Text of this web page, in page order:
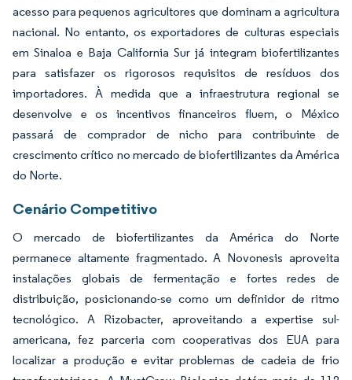
acesso para pequenos agricultores que dominam a agricultura
nacional. No entanto, os exportadores de culturas especiais
em Sinaloa e Baja California Sur já integram biofertilizantes
para satisfazer os rigorosos requisitos de resíduos dos
importadores. À medida que a infraestrutura regional se
desenvolve e os incentivos financeiros fluem, o México
passará de comprador de nicho para contribuinte de
crescimento crítico no mercado de biofertilizantes da América
do Norte.
Cenário Competitivo
O mercado de biofertilizantes da América do Norte
permanece altamente fragmentado. A Novonesis aproveita
instalações globais de fermentação e fortes redes de
distribuição, posicionando-se como um definidor de ritmo
tecnológico. A Rizobacter, aproveitando a expertise sul-
americana, fez parceria com cooperativas dos EUA para
localizar a produção e evitar problemas de cadeia de frio